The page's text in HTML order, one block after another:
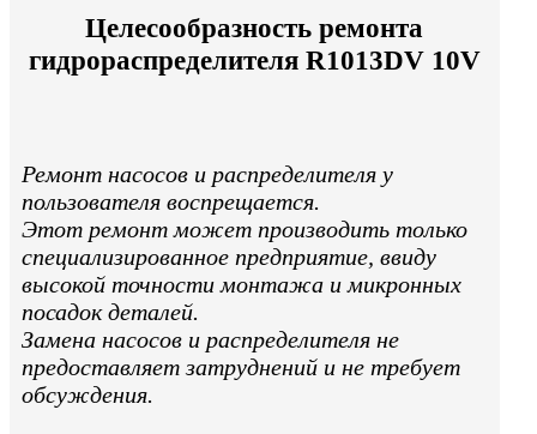
Целесообразность ремонта
гидрораспределителя R1013DV 10V
Ремонт насосов и распределителя у
пользователя воспрещается.
Этот ремонт может производить только
специализированное предприятие, ввиду
высокой точности монтажа и микронных
посадок деталей.
Замена насосов и распределителя не
предоставляет затруднений и не требует
обсуждения.